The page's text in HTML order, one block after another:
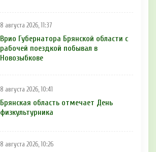
8 августа 2026, 11:37
Врио Губернатора Брянской области с
рабочей поездкой побывал в
Новозыбкове
8 августа 2026, 10:41
Брянская область отмечает День
физкультурника
8 августа 2026, 10:26